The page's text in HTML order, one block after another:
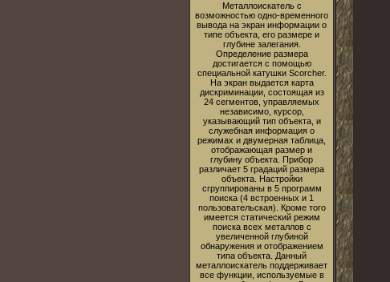
Металлоискатель с
возможностью одно-временного
вывода на экран информации о
типе объекта, его размере и
глубине залегания.
Определение размера
достигается с помощью
специальной катушки Scorcher.
На экран выдается карта
дискриминации, состоящая из
24 сегментов, управляемых
независимо, курсор,
указывающий тип объекта, и
служебная информация о
режимах и двумерная таблица,
отображающая размер и
глубину объекта. Прибор
различает 5 градаций размера
объекта. Настройки
сгруппированы в 5 программ
поиска (4 встроенных и 1
пользовательская). Кроме того
имеется статический режим
поиска всех металлов с
увеличенной глубиной
обнаружения и отображением
типа объекта. Данный
металлоискатель поддерживает
все функции, используемые в